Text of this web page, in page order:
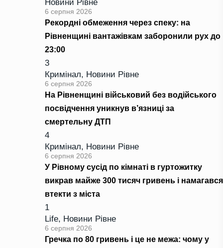
Новини Рівне
6 серпня 2026
Рекордні обмеження через спеку: на
Рівненщині вантажівкам заборонили рух до
23:00
3
Кримінал, Новини Рівне
6 серпня 2026
На Рівненщині військовий без водійського
посвідчення уникнув в’язниці за
смертельну ДТП
4
Кримінал, Новини Рівне
6 серпня 2026
У Рівному сусід по кімнаті в гуртожитку
викрав майже 300 тисяч гривень і намагався
втекти з міста
1
Life, Новини Рівне
6 серпня 2026
Гречка по 80 гривень і це не межа: чому у